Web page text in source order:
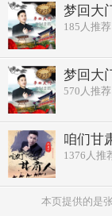
梦回大
185 人推荐
梦回大
570 人推荐
咱们甘
1376 人推
本页提供的是